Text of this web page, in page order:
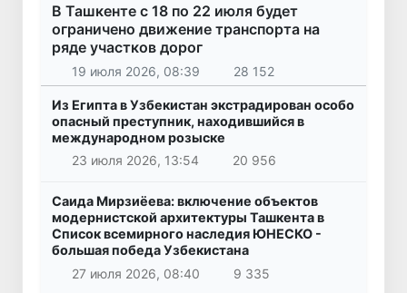
В Ташкенте с 18 по 22 июля будет
ограничено движение транспорта на
ряде участков дорог
19 июля 2026, 08:39 28 152
Из Египта в Узбекистан экстрадирован особо
опасный преступник, находившийся в
международном розыске
23 июля 2026, 13:54
20 956
Саида Мирзиёева: включение объектов
модернистской архитектуры Ташкента в
Список всемирного наследия ЮНЕСКО -
большая победа Узбекистана
27 июля 2026, 08:40
9 335